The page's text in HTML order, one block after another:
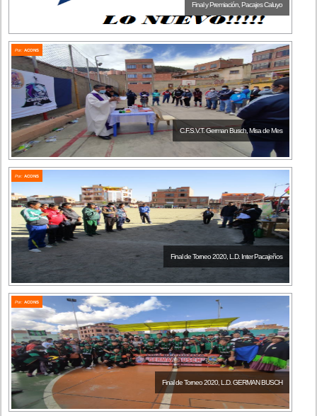
Final y Premiación, Pacajes Caluyo
Por:ACONS
C.F.S.V.T. German Busch, Misa de Mes
Por:ACONS
Final de Torneo 2020, L.D. Inter Pacajeños
Por:ACONS
Final de Torneo 2020, L.D. GERMAN BUSCH